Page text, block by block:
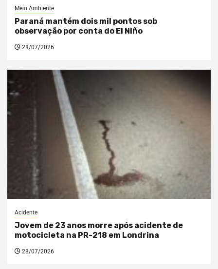
Meio Ambiente
Paraná mantém dois mil pontos sob
observação por conta do El Niño
28/07/2026
Acidente
Jovem de 23 anos morre após acidente de
motocicleta na PR-218 em Londrina
28/07/2026